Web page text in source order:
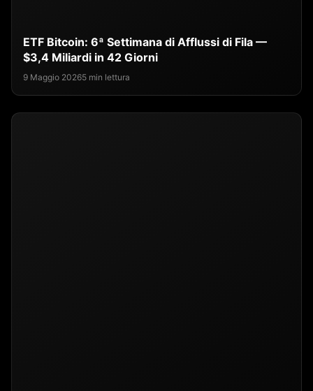
ETF Bitcoin: 6ª Settimana di Afflussi di Fila —
$3,4 Miliardi in 42 Giorni
9 Maggio 20265 min lettura